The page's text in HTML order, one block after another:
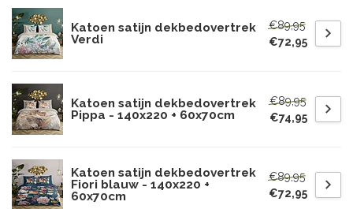
Katoen satijn dekbedovertrek
Verdi
€89,95
€72,95
Katoen satijn dekbedovertrek
Pippa - 140x220 + 60x70cm
€89,95
€74,95
Katoen satijn dekbedovertrek
Fiori blauw - 140x220 +
60x70cm
€89,95
€72,95